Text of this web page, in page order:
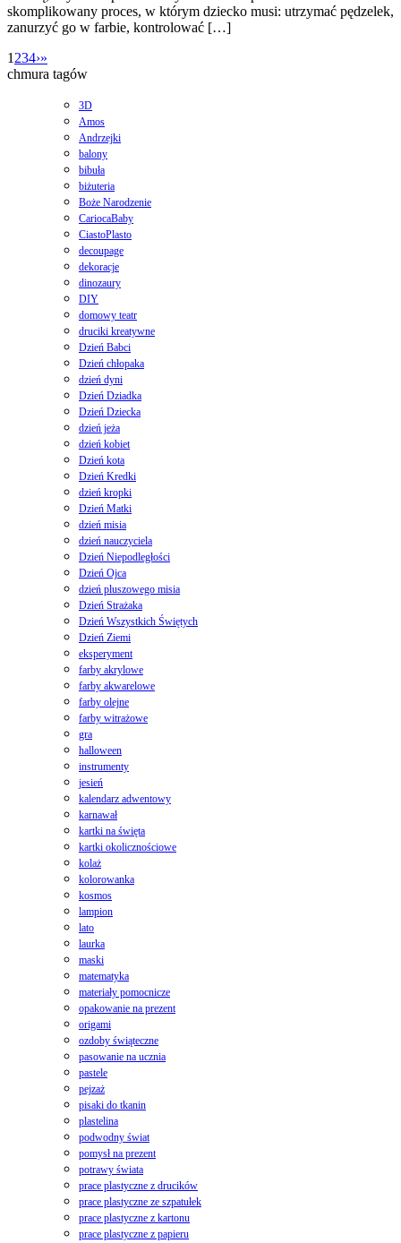
skomplikowany proces, w którym dziecko musi: utrzymać pędzelek,
zanurzyć go w farbie, kontrolować […]
1 234›»
chmura tagów
3D
Amos
Andrzejki
balony
bibuła
biżuteria
Boże Narodzenie
CariocaBaby
CiastoPlasto
decoupage
dekoracje
dinozaury
DIY
domowy teatr
druciki kreatywne
Dzień Babci
Dzień chłopaka
dzień dyni
Dzień Dziadka
Dzień Dziecka
dzień jeża
dzień kobiet
Dzień kota
Dzień Kredki
dzień kropki
Dzień Matki
dzień misia
dzień nauczyciela
Dzień Niepodległości
Dzień Ojca
dzień pluszowego misia
Dzień Strażaka
Dzień Wszystkich Świętych
Dzień Ziemi
eksperyment
farby akrylowe
farby akwarelowe
farby olejne
farby witrażowe
gra
halloween
instrumenty
jesień
kalendarz adwentowy
karnawał
kartki na święta
kartki okolicznościowe
kolaż
kolorowanka
kosmos
lampion
lato
laurka
maski
matematyka
materiały pomocnicze
opakowanie na prezent
origami
ozdoby świąteczne
pasowanie na ucznia
pastele
pejzaż
pisaki do tkanin
plastelina
podwodny świat
pomysł na prezent
potrawy świata
prace plastyczne z drucików
prace plastyczne ze szpatułek
prace plastyczne z kartonu
prace plastyczne z papieru